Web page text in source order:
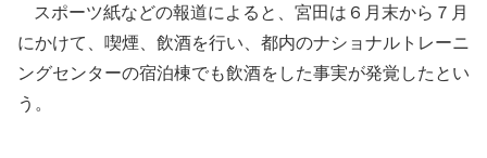
スポーツ紙などの報道によると、宮田は６月末から７月
にかけて、喫煙、飲酒を行い、都内のナショナルトレーニ
ングセンターの宿泊棟でも飲酒をした事実が発覚したとい
う。